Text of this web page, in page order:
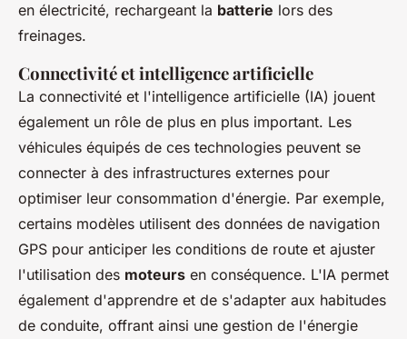
en électricité, rechargeant la batterie lors des
freinages.
Connectivité et intelligence artificielle
La connectivité et l'intelligence artificielle (IA) jouent
également un rôle de plus en plus important. Les
véhicules équipés de ces technologies peuvent se
connecter à des infrastructures externes pour
optimiser leur consommation d'énergie. Par exemple,
certains modèles utilisent des données de navigation
GPS pour anticiper les conditions de route et ajuster
l'utilisation des moteurs en conséquence. L'IA permet
également d'apprendre et de s'adapter aux habitudes
de conduite, offrant ainsi une gestion de l'énergie